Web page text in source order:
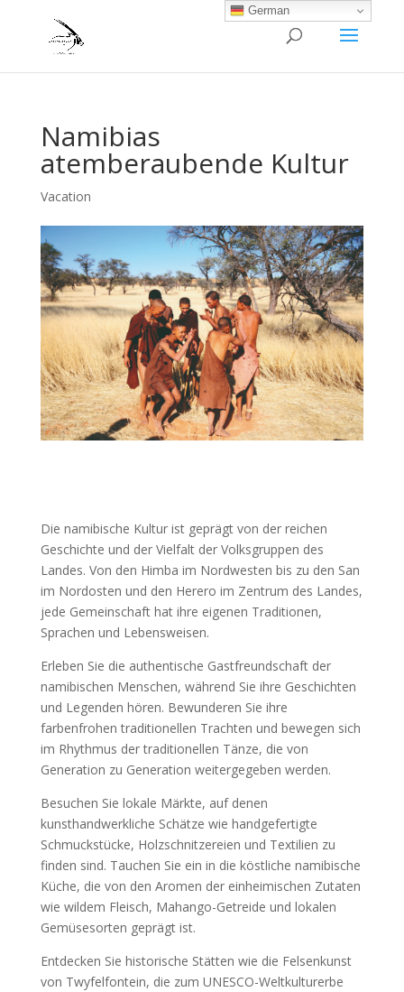
Namibias
atemberaubende Kultur
Vacation
Die namibische Kultur ist geprägt von der reichen
Geschichte und der Vielfalt der Volksgruppen des
Landes. Von den Himba im Nordwesten bis zu den San
im Nordosten und den Herero im Zentrum des Landes,
jede Gemeinschaft hat ihre eigenen Traditionen,
Sprachen und Lebensweisen.
Erleben Sie die authentische Gastfreundschaft der
namibischen Menschen, während Sie ihre Geschichten
und Legenden hören. Bewunderen Sie ihre
farbenfrohen traditionellen Trachten und bewegen sich
im Rhythmus der traditionellen Tänze, die von
Generation zu Generation weitergegeben werden.
Besuchen Sie lokale Märkte, auf denen
kunsthandwerkliche Schätze wie handgefertigte
Schmuckstücke, Holzschnitzereien und Textilien zu
finden sind. Tauchen Sie ein in die köstliche namibische
Küche, die von den Aromen der einheimischen Zutaten
wie wildem Fleisch, Mahango-Getreide und lokalen
Gemüsesorten geprägt ist.
Entdecken Sie historische Stätten wie die Felsenkunst
von Twyfelfontein, die zum UNESCO-Weltkulturerbe
German